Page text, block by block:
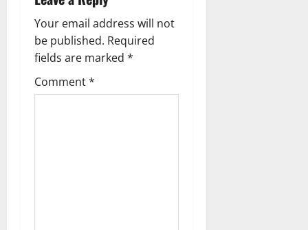
g
a
t
Your email address will not
be published. Required
fields are marked *
Comment*